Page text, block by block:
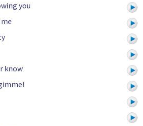
you
know